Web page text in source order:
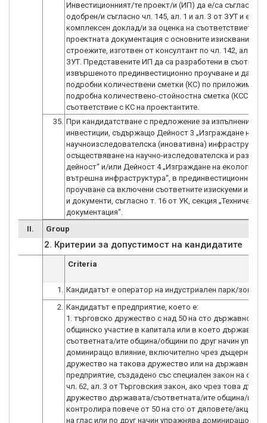
Инвестиционният/те проект/и (ИП) да е/са
одобрен/и съгласно чл. 145, ал. 1 и ал. 3 от ЗУТ и е
комплексен доклад/и за оценка на съответствието на
проектната документация с основните изисквания
строежите, изготвен от консултант по чл. 142, ал. 6, т.
ЗУТ. Представените ИП да са разработени в
извършеното прединвестиционно проучване и да
подробни количествени сметки (КС) по приложимите
подробна количествено-стойностна сметка (КСС) в
съответствие с КС на проектантите.
35. При кандидатстване с предложение за изпълнение на
инвестиции, съдържащо Дейност 3 „Изграждане на
научноизследователска (иновативна)
осъществяване на научно-изследователска и
дейност“ и/или Дейност 4 „Изграждане на екологична
вътрешна инфраструктура“, в прединвестиционното
проучване са включени съответните изискуеми
и документи, съгласно т. 16 от УК, секция „Техническа
документация“.
II.
Group
Criteria
1. Кандидатът е оператор на индустриален парк/зона.
2. Кандидатът е предприятие, което е:
1. търговско дружество с над 50 на сто държавно или
общинско участие в капитала или в което държавата
съответната/ите община/общини по друг начин
доминиращо влияние, включително чрез дъщерно
дружество на такова дружество или на държавно
предприятие, създадено със специален закон на
чл. 62, ал. 3 от Търговския закон, ако чрез това
дружество държавата/съответната/ите община/и
контролира повече от 50 на сто от дяловете/акциите
на глас или по друг начин упражнява доминиращо